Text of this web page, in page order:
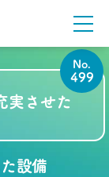
実させた
No.
499
設備